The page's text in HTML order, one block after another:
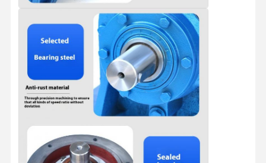
Tambour de câble métallique
Chariot d'extrémité
Bloc de poulie de grue
Grippages